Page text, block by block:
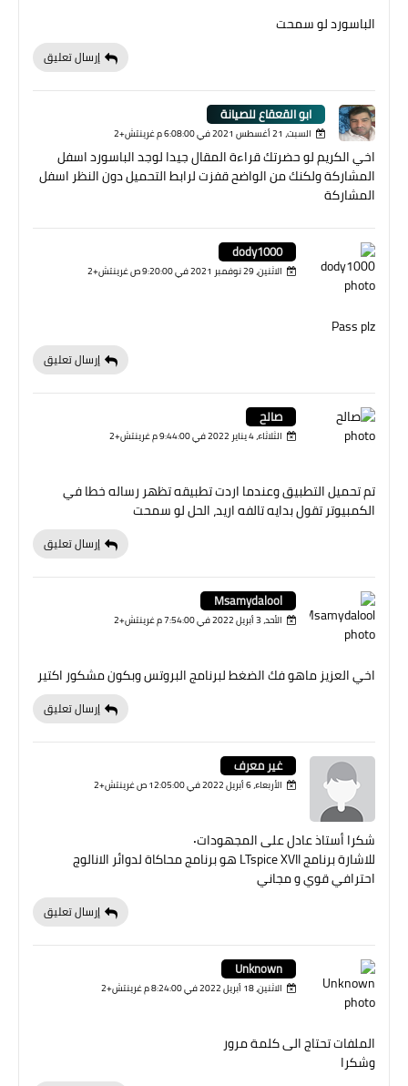
الباسورد لو سمحت
إرسال تعليق
ابو القعقاع للصيانة
السبت، 21 أغسطس 2021 في 6:08:00 م غرينتش+2
اخي الكريم لو حضرتك قراءة المقال جيدا لوجد الباسورد اسفل
المشاركة ولكنك من الواضح قفزت لرابط التحميل دون النظر اسفل
المشاركة
dody1000
الاثنين، 29 نوفمبر 2021 في 9:20:00 ص غرينتش+2
Pass plz
إرسال تعليق
صالح
الثلاثاء، 4 يناير 2022 في 9:44:00 م غرينتش+2
تم تحميل التطبيق وعندما اردت تطبيقه تظهر رساله خطا في
الكمبيوتر تقول بدايه تالفه اريد، الحل لو سمحت
إرسال تعليق
Msamydalool
الأحد، 3 أبريل 2022 في 7:54:00 م غرينتش+2
اخي العزيز ماهو فك الضغط لبرنامج البروتس وبكون مشكور اكتير
إرسال تعليق
غير معرف
الأربعاء، 6 أبريل 2022 في 12:05:00 ص غرينتش+2
شكرا أستاذ عادل على المجهودات٠
للاشارة برنامج LTspice XVII هو برنامج محاكاة لدوائر الانالوج
احترافي قوي و مجاني
إرسال تعليق
Unknown
الاثنين، 18 أبريل 2022 في 8:24:00 م غرينتش+2
الملفات تحتاج الى كلمة مرور
وشكرا